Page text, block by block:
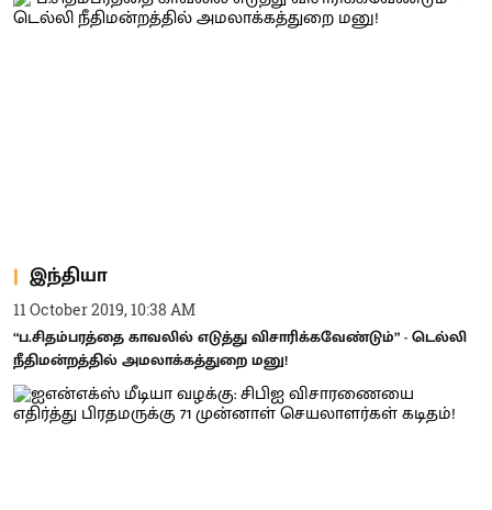
இந்தியா
11 October 2019, 10:38 AM
“ப.சிதம்பரத்தை காவலில் எடுத்து விசாரிக்கவேண்டும்” - டெல்லி
நீதிமன்றத்தில் அமலாக்கத்துறை மனு!